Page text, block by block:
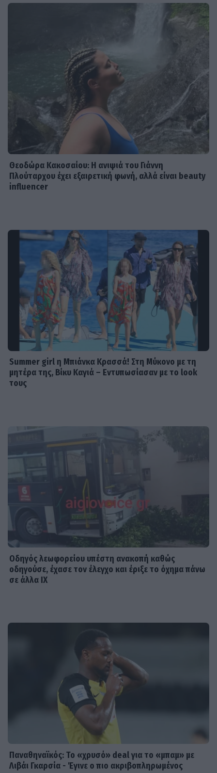
Θεοδώρα Κακοσαίου: Η ανιψιά του Γιάννη
Πλούταρχου έχει εξαιρετική φωνή, αλλά είναι beauty
influencer
Summer girl η Μπιάνκα Κρασσά! Στη Μύκονο με τη
μητέρα της, Βίκυ Καγιά – Εντυπωσίασαν με το look
τους
Οδηγός λεωφορείου υπέστη ανακοπή καθώς
οδηγούσε, έχασε τον έλεγχο και έριξε το όχημα πάνω
σε άλλα ΙΧ
Παναθηναϊκός: Το «χρυσό» deal για το «μπαμ» με
Λιβάι Γκαρσία - Έγινε ο πιο ακριβοπληρωμένος